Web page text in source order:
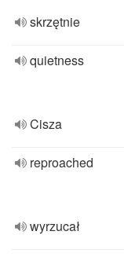
skrzętnie
quietness
Cisza
reproached
wyrzucał